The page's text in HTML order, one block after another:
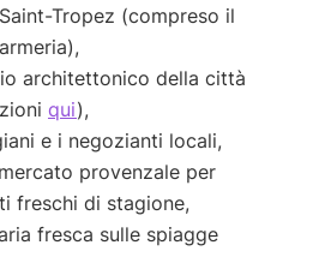
Tropez (compreso il
architettonico della città
qui),
e i negozianti locali,
provenzale per
freschi di stagione,
fresca sulle spiagge